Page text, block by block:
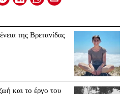
της Βρετανίδας
και το έργο του